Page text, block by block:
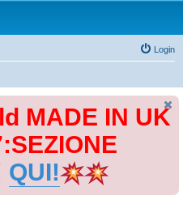
Login
MADE IN UK
QUI!